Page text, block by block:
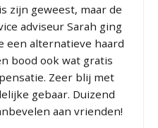
zijn geweest, maar de
adviseur Sarah ging
een alternatieve haard
bood ook wat gratis
Zeer blij met
gebaar. Duizend
aan vrienden!